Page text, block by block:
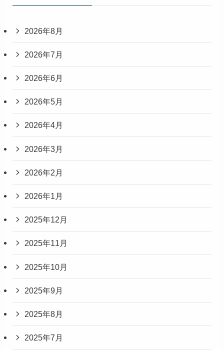
2026年8月
2026年7月
2026年6月
2026年5月
2026年4月
2026年3月
2026年2月
2026年1月
2025年12月
2025年11月
2025年10月
2025年9月
2025年8月
2025年7月